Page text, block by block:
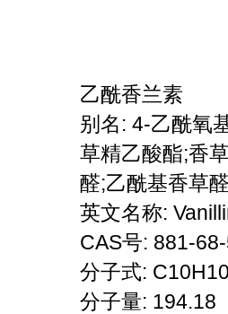
乙酰香兰素
别名: 4-乙酰氧
草精乙酸酯;香
醛;乙酰基香草
英文名称:
CAS号: 881-
分子式:
分子量: 194.18